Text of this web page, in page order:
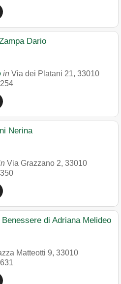
Dario
in Via dei Platani 21, 33010
Nerina
Via Grazzano 2, 33010
di Adriana Melideo
Matteotti 9, 33010